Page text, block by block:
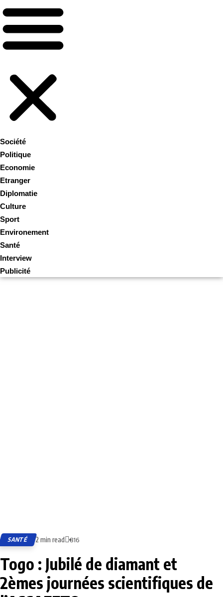
Société
Politique
Economie
Etranger
Diplomatie
Culture
Sport
Environement
Santé
Interview
Publicité
SANTÉ 2 min read 816
Togo : Jubilé de diamant et
2èmes journées scientifiques de